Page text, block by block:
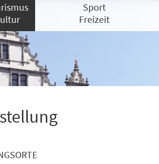
Sport
Freizeit